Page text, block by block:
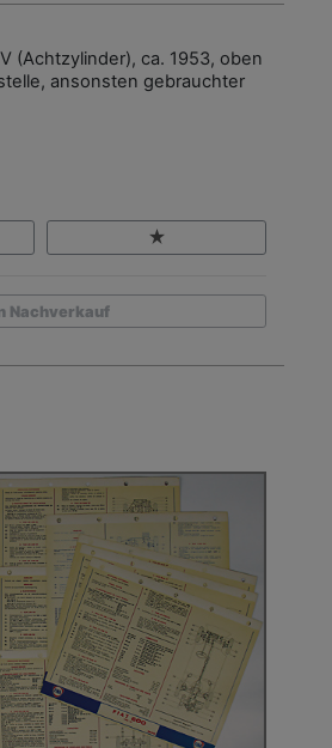
(Achtzylinder), ca. 1953, oben
ansonsten gebrauchter
Nachverkauf